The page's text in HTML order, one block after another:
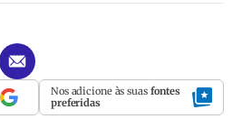
Nos adicione às suas fontes
preferidas